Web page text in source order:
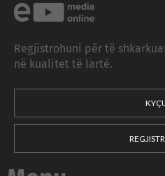
Regjistrohuni për të
në kualitet të lartë.